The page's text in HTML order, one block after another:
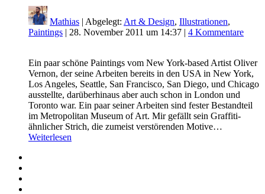
Mathias | Abgelegt: Art & Design, Illustrationen,
Paintings | 28. November 2011 um 14:37 | 4 Kommentare
Ein paar schöne Paintings vom New York-based Artist Oliver
Vernon, der seine Arbeiten bereits in den USA in New York,
Los Angeles, Seattle, San Francisco, San Diego, und Chicago
ausstellte, darüberhinaus aber auch schon in London und
Toronto war. Ein paar seiner Arbeiten sind fester Bestandteil
im Metropolitan Museum of Art. Mir gefällt sein Graffiti-
ähnlicher Strich, die zumeist verstörenden Motive…
Weiterlesen